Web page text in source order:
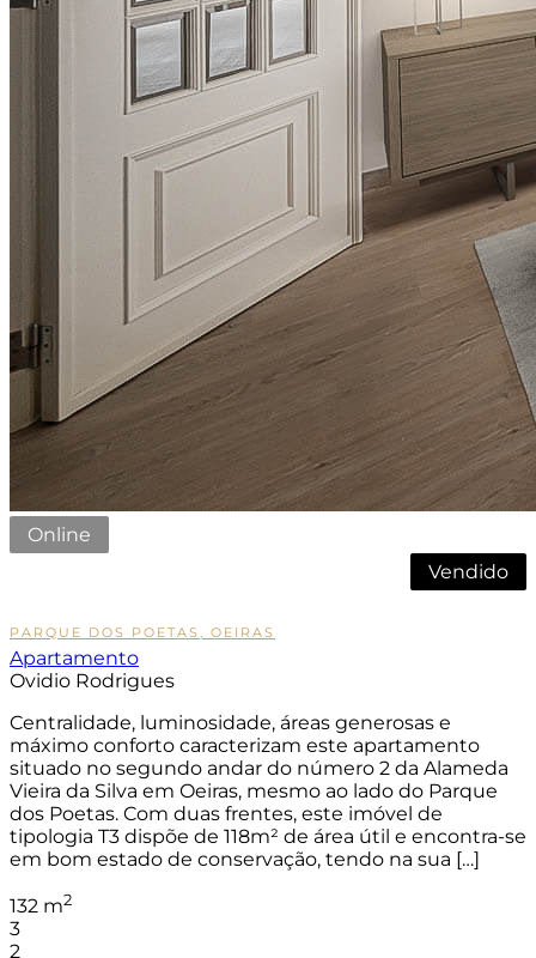
Online
Vendido
PARQUE DOS POETAS, OEIRAS
Apartamento
Ovidio Rodrigues
Centralidade, luminosidade, áreas generosas e
máximo conforto caracterizam este apartamento
situado no segundo andar do número 2 da Alameda
Vieira da Silva em Oeiras, mesmo ao lado do Parque
dos Poetas. Com duas frentes, este imóvel de
tipologia T3 dispõe de 118m² de área útil e encontra-se
em bom estado de conservação, tendo na sua […]
132 m2
3
2